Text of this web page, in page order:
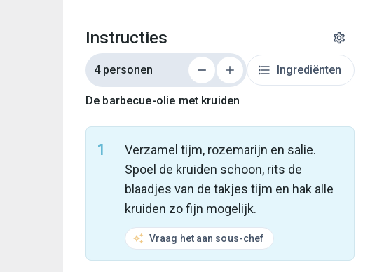
Instructies
4 personen Ingrediënten
De barbecue-olie met kruiden
1
Verzamel tijm, rozemarijn en salie.
Spoel de kruiden schoon, rits de
blaadjes van de takjes tijm en hak alle
kruiden zo fijn mogelijk.
Vraag het aan sous-chef